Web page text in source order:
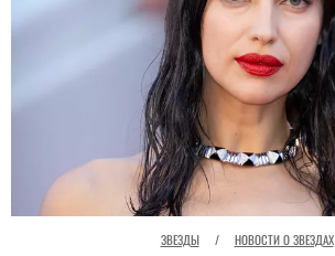
ЗВЕЗДЫ / НОВОСТИ О ЗВЕЗДАХ